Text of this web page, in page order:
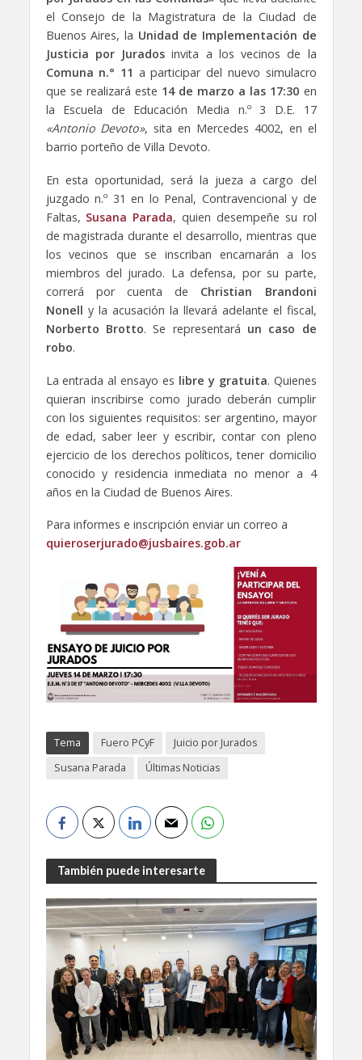
el Consejo de la Magistratura de la Ciudad de
Buenos Aires, la Unidad de Implementación de
Justicia por Jurados invita a los vecinos de la
Comuna n.° 11 a participar del nuevo simulacro
que se realizará este 14 de marzo a las 17:30 en
la Escuela de Educación Media n.º 3 D.E. 17
«Antonio Devoto», sita en Mercedes 4002, en el
barrio porteño de Villa Devoto.
En esta oportunidad, será la jueza a cargo del
juzgado n.º 31 en lo Penal, Contravencional y de
Faltas, Susana Parada, quien desempeñe su rol
de magistrada durante el desarrollo, mientras que
los vecinos que se inscriban encarnarán a los
miembros del jurado. La defensa, por su parte,
correrá por cuenta de Christian Brandoni
Nonell y la acusación la llevará adelante el fiscal,
Norberto Brotto. Se representará un caso de
robo.
La entrada al ensayo es libre y gratuita. Quienes
quieran inscribirse como jurado deberán cumplir
con los siguientes requisitos: ser argentino, mayor
de edad, saber leer y escribir, contar con pleno
ejercicio de los derechos políticos, tener domicilio
conocido y residencia inmediata no menor a 4
años en la Ciudad de Buenos Aires.
Para informes e inscripción enviar un correo a
quieroserjurado@jusbaires.gob.ar
Tema Fuero PCyF
Juicio por Jurados
Susana Parada
Últimas Noticias
También puede interesarte